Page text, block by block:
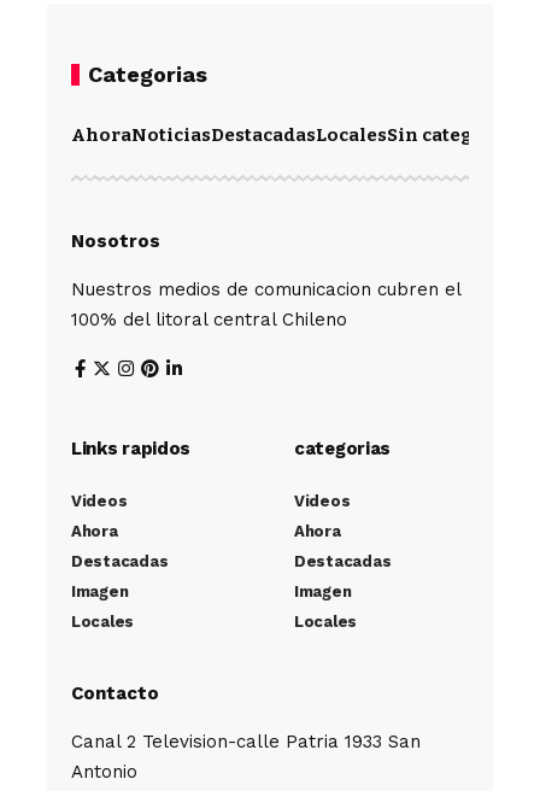
Categorias
AhoraNoticiasDestacadasLocalesSin categoría
Nosotros
Nuestros medios de comunicacion cubren el
100% del litoral central Chileno
Links rapidos
Videos
Ahora
Destacadas
Imagen
Locales
categorias
Videos
Ahora
Destacadas
Imagen
Locales
Contacto
Canal 2 Television-calle Patria 1933 San
Antonio